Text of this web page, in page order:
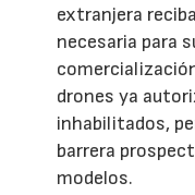
extranjera
necesaria para
drones ya
inhabilitados,
barrera
modelos.